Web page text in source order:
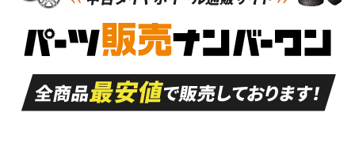
S
品）
S
新車外し品（新古
付き
A
走行距離も少なく、
目立つ傷もほとんど
ない中古品
A
走行距離も少なく、
非常に状態の良い中
古品